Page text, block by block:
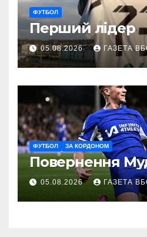
ФУТБОЛ
Перший лідер
05.08.2026 ГАЗЕТА
ФУТБОЛ ЗА КОРДОНОМ
Повернення
05.08.2026 ГАЗЕТА